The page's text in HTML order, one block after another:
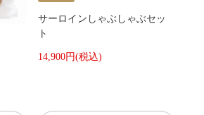
サーロインしゃぶしゃぶセッ
ト
14,900円(税込)